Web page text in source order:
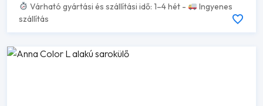
Várható gyártási és szállítási idő: 1–4 hét -
Ingyenes
szállítás